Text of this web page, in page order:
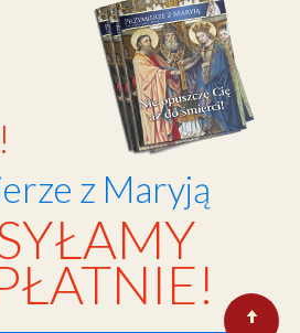
z Maryją